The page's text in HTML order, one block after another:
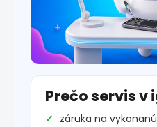
Prečo servis v
záruka na